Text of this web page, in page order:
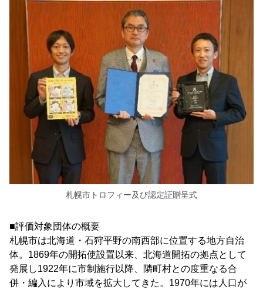
札幌市トロフィー及び認定証贈呈式
■評価対象団体の概要
札幌市は北海道・石狩平野の南西部に位置する地方自治
体。1869年の開拓使設置以来、北海道開拓の拠点として
発展し1922年に市制施行以降、隣町村との度重なる合
併・編入により市域を拡大してきた。1970年には人口が